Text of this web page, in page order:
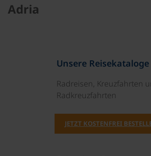
Adria
Unsere Reisekataloge
Radreisen, Kreuzfahrten
Radkreuzfahrten
JETZT KOSTENFREI